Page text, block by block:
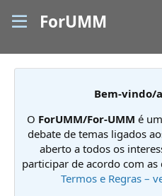
ForUMM
Bem-vindo/
O ForUMM/For-UMM é
debate de temas ligados
aberto a todos os
participar de acordo com as
Termos e Regras –